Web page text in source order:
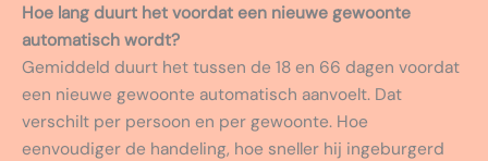
Hoe lang duurt het voordat een nieuwe gewoonte
automatisch wordt?
Gemiddeld duurt het tussen de 18 en 66 dagen voordat
een nieuwe gewoonte automatisch aanvoelt. Dat
verschilt per persoon en per gewoonte. Hoe
eenvoudiger de handeling, hoe sneller hij ingeburgerd